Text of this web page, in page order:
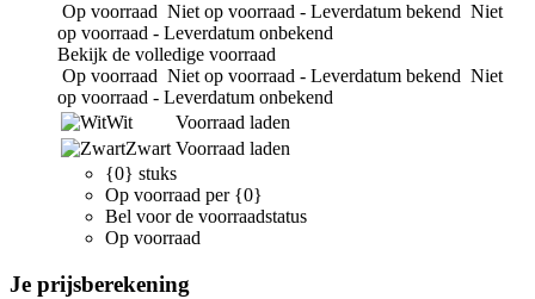
Op voorraad Niet op voorraad - Leverdatum bekend Niet
op voorraad - Leverdatum onbekend
Bekijk de volledige voorraad
Op voorraad Niet op voorraad - Leverdatum bekend Niet
op voorraad - Leverdatum onbekend
Wit
Voorraad laden
Zwart Voorraad laden
{0} stuks
Op voorraad per {0}
Bel voor de voorraadstatus
Op voorraad
Je prijsberekening